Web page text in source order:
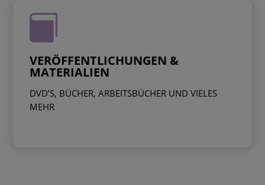

VERÖFFENTLICHUNGEN &
MATERIALIEN
DVD’S, BÜCHER, ARBEITSBÜCHER UND VIELES
MEHR